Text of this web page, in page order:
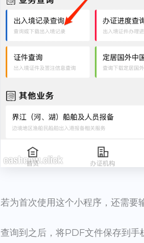
若为首次使用这个小程序，还需要
查询到之后，将PDF文件保存到手